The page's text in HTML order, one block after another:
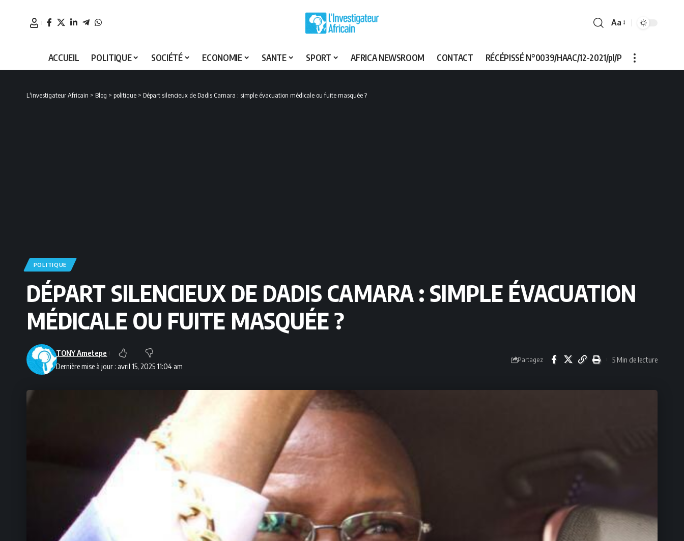
Font
Aa
ACCUEIL POLITIQUE SOCIÉTÉ ECONOMIE SANTE SPORT AFRICA NEWSROOM CONTACT RÉCÉPISSÉ N°0039/HAAC/12-2021/pl/P
L'investigateur Africain > Blog > politique > Départ silencieux de Dadis Camara : simple évacuation médicale ou fuite masquée ?
POLITIQUE
DÉPART SILENCIEUX DE DADIS CAMARA : SIMPLE ÉVACUATION
MÉDICALE OU FUITE MASQUÉE ?
Dernière mise à jour : avril 15, 2025 11:04 am
TONY Ametepe
Partagez 5 Min de lecture